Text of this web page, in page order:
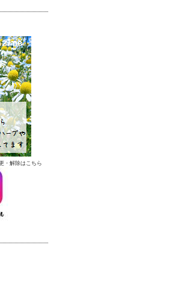
・解除はこちら